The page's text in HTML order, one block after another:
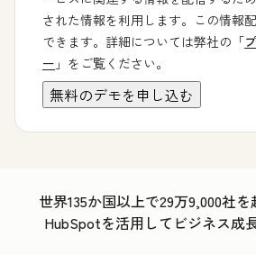
された情報を利用します。この情報
できます。詳細については弊社の「
ー 」をご覧ください。
世界135か国以上で29万9,000社
HubSpotを活用してビジネス成